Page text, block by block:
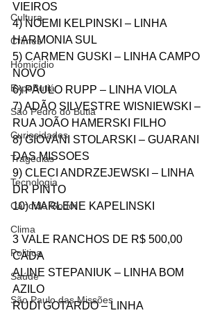
Cultura
Crimes
Homicídio
ExpoButiá
São Pedro do Butiá
Curiosidades
Tragédias
Tecnologia
Cândido Godói
Clima
Politica
Saúde
São Paulo das Missões
VIEIROS
4) NOEMI KELPINSKI – LINHA
HARMONIA SUL
5) CARMEN GUSKI – LINHA CAMPO
NOVO
6) PAULO RUPP – LINHA VIOLA
7) ADÃO SILVESTRE WISNIEWSKI –
RUA JOÃO HAMERSKI FILHO
8) GIOVANI STOLARSKI – GUARANI
DAS MISSOES
9) CLECI ANDRZEJEWSKI – LINHA
DR PINTO
10) MARLENE KAPELINSKI
3 VALE RANCHOS DE R$ 500,00
CADA
ALINE STEPANIUK – LINHA BOM
AZILO
RUDI GOTARDO – LINHA